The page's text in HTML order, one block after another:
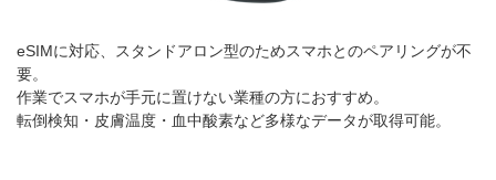
eSIMに対応、スタンドアロン型のためスマホとのペアリングが不
要。
作業でスマホが手元に置けない業種の方におすすめ。
転倒検知・皮膚温度・血中酸素など多様なデータが取得可能。